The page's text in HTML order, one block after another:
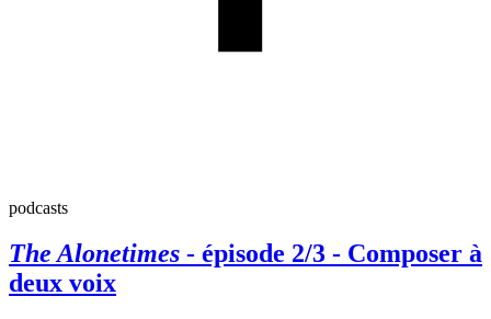
podcasts
The Alonetimes - épisode 2/3 - Composer à
deux voix